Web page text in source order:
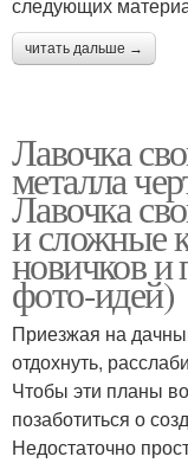
следующих
читать дальше →
Лавочка
металла
Лавочка
и сложные
новичков и
фото-идей)
Приезжая на
отдохнуть,
Чтобы эти планы
позаботиться о
Недостаточно